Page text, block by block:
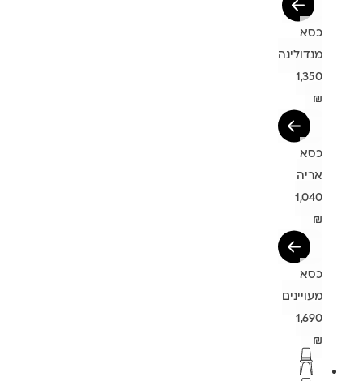
כסא
מנדולינה
1,350
₪
כסא
אריה
1,040
₪
כסא
מעויינים
1,690
₪